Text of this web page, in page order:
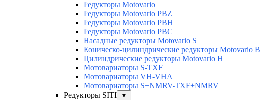
Редукторы Motovario
Редукторы Motovario PBZ
Редукторы Motovario PBH
Редукторы Motovario PBC
Насадные редукторы Motovario S
Коническо-цилиндрические редукторы Motovario B
Цилиндрические редукторы Motovario H
Мотовариаторы S-TXF
Мотовариаторы VH-VHA
Мотовариаторы S+NMRV-TXF+NMRV
Редукторы SITI
▼